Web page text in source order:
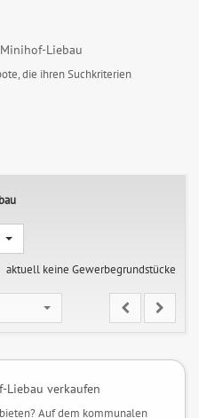
Liebau
die ihren Suchkriterien
aktuell keine Gewerbegrundstücke
Liebau verkaufen
Auf dem kommunalen